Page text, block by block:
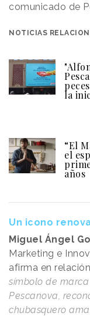
comunicado de
NOTICIAS
la
“El
el
años
Un icono
Miguel Ángel
Marketing e
afirma en
símbolo de
Pescanova,
chubasquero